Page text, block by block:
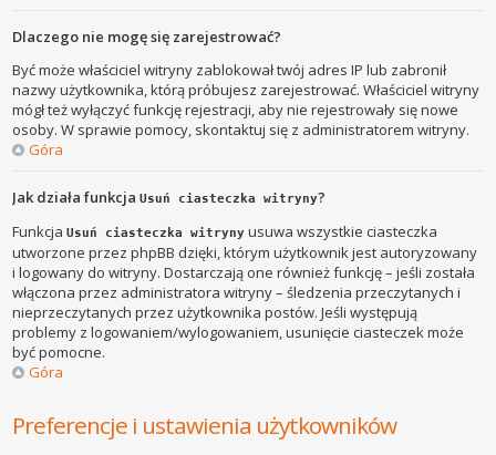
Dlaczego nie mogę się zarejestrować?
Być może właściciel witryny zablokował twój adres IP lub zabronił
nazwy użytkownika, którą próbujesz zarejestrować. Właściciel witryny
mógł też wyłączyć funkcję rejestracji, aby nie rejestrowały się nowe
osoby. W sprawie pomocy, skontaktuj się z administratorem witryny.
Góra
Jak działa funkcjaUsuń ciasteczka witryny?
FunkcjaUsuń ciasteczka witryny usuwa wszystkie ciasteczka
utworzone przez phpBB dzięki, którym użytkownik jest autoryzowany
i logowany do witryny. Dostarczają one również funkcję – jeśli została
włączona przez administratora witryny – śledzenia przeczytanych i
nieprzeczytanych przez użytkownika postów. Jeśli występują
problemy z logowaniem/wylogowaniem, usunięcie ciasteczek może
być pomocne.
Góra
Preferencje i ustawienia użytkowników